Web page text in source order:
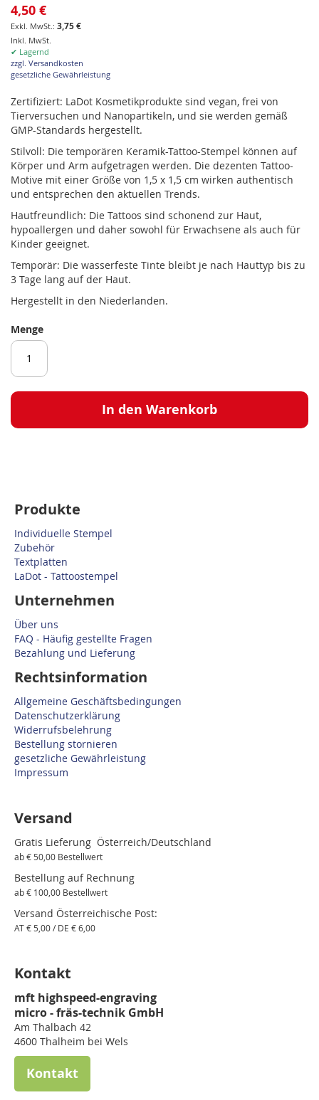
der
Bildgalerie
springen
4,50 €
3,75 €
Inkl. MwSt.
✔ Lagernd
zzgl. Versandkosten
gesetzliche Gewährleistung
Zertifiziert: LaDot Kosmetikprodukte sind vegan, frei von
Tierversuchen und Nanopartikeln, und sie werden gemäß
GMP-Standards hergestellt.
Stilvoll: Die temporären Keramik-Tattoo-Stempel können auf
Körper und Arm aufgetragen werden. Die dezenten Tattoo-
Motive mit einer Größe von 1,5 x 1,5 cm wirken authentisch
und entsprechen den aktuellen Trends.
Hautfreundlich: Die Tattoos sind schonend zur Haut,
hypoallergen und daher sowohl für Erwachsene als auch für
Kinder geeignet.
Temporär: Die wasserfeste Tinte bleibt je nach Hauttyp bis zu
3 Tage lang auf der Haut.
Hergestellt in den Niederlanden.
Menge
In den Warenkorb
Produkte
Individuelle Stempel
Zubehör
Textplatten
LaDot - Tattoostempel
Unternehmen
Über uns
FAQ - Häufig gestellte Fragen
Bezahlung und Lieferung
Rechtsinformation
Allgemeine Geschäftsbedingungen
Datenschutzerklärung
Widerrufsbelehrung
Bestellung stornieren
gesetzliche Gewährleistung
Impressum
Versand
Gratis Lieferung Österreich/Deutschland
ab € 50,00 Bestellwert
Bestellung auf Rechnung
ab € 100,00 Bestellwert
Versand Österreichische Post:
AT € 5,00 / DE € 6,00
Kontakt
mft highspeed-engraving
micro - fräs-technik GmbH
Am Thalbach 42
4600 Thalheim bei Wels
Kontakt